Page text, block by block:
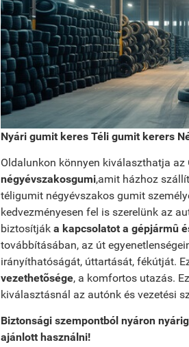
Nyári gumit keres Téli gumit kerers
Oldalunkon könnyen kiválaszthatja az
négyévszakosgumi,amit házhoz
téligumit négyévszakos gumit
kedvezményesen fel is szerelünk az
biztosítják a kapcsolatot a gépjármû
továbbításában, az út
irányíthatóságát, úttartását, fékútját.
vezethetõsége, a komfortos utazás.
kiválasztásnál az autónk és vezetési
Biztonsági szempontból nyáron
ajánlott használni!